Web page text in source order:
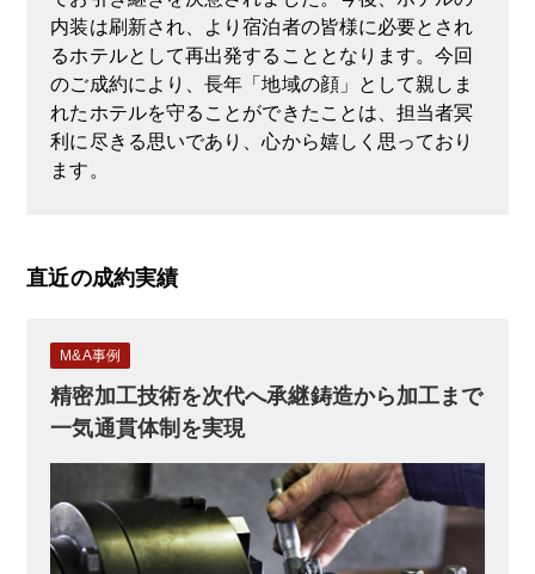
内装は刷新され、より宿泊者の皆様に必要とされ
るホテルとして再出発することとなります。今回
のご成約により、長年「地域の顔」として親しま
れたホテルを守ることができたことは、担当者冥
利に尽きる思いであり、心から嬉しく思っており
ます。
直近の成約実績
M&A事例
精密加工技術を次代へ承継鋳造から加工まで
一気通貫体制を実現